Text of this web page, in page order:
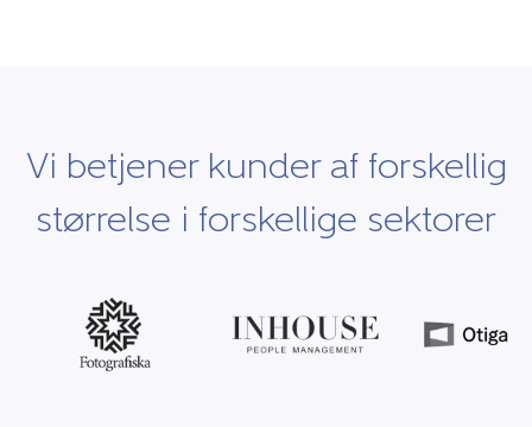
Vi betjener kunder af forskellig
størrelse i forskellige sektorer